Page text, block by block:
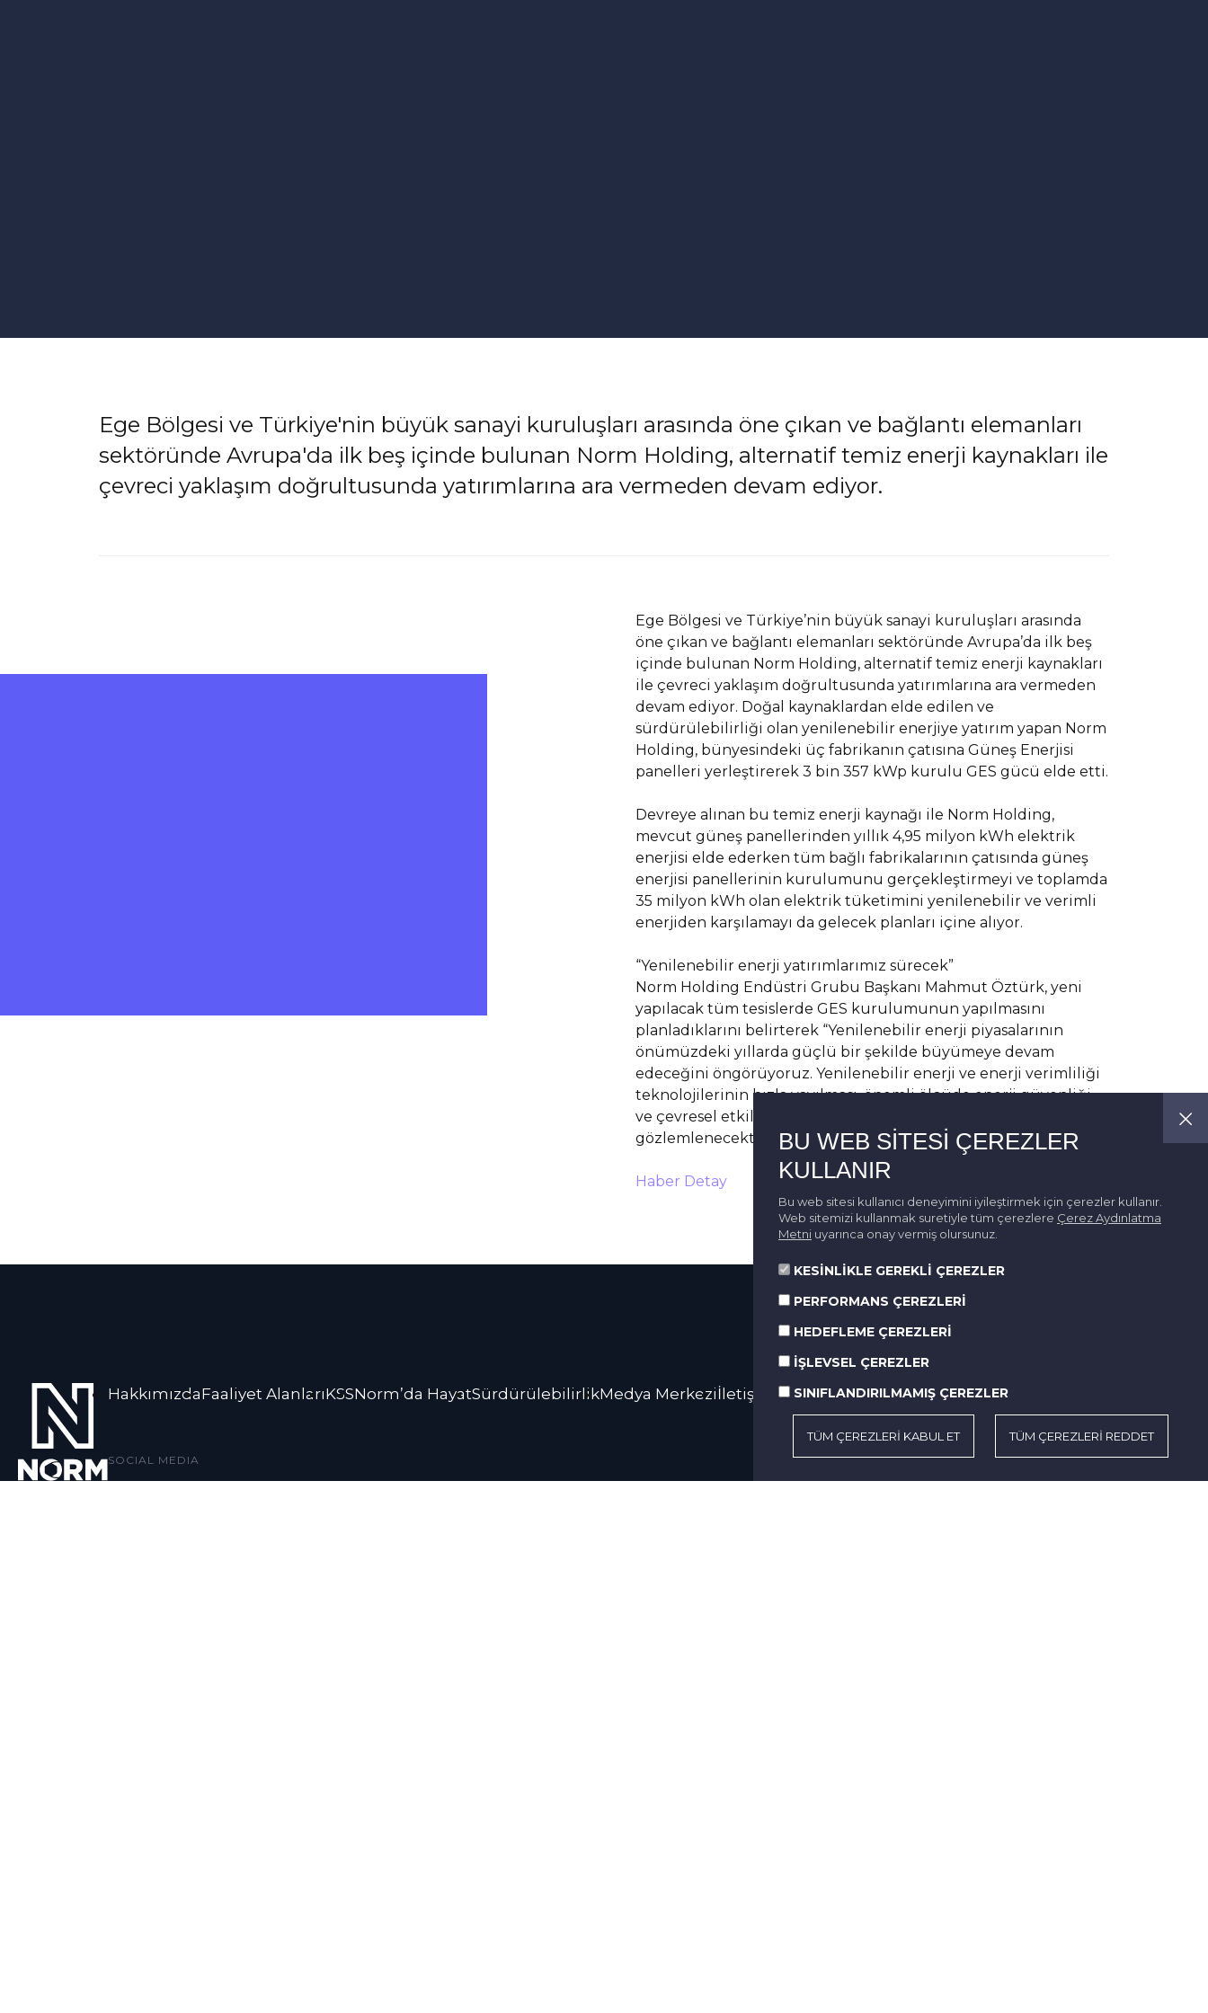
Ege Bölgesi ve Türkiye'nin büyük sanayi kuruluşları arasında öne çıkan ve bağlantı elemanları
sektöründe Avrupa'da ilk beş içinde bulunan Norm Holding, alternatif temiz enerji kaynakları ile
çevreci yaklaşım doğrultusunda yatırımlarına ara vermeden devam ediyor.
Ege Bölgesi ve Türkiye’nin büyük sanayi kuruluşları arasında
öne çıkan ve bağlantı elemanları sektöründe Avrupa’da ilk beş
içinde bulunan Norm Holding, alternatif temiz enerji kaynakları
ile çevreci yaklaşım doğrultusunda yatırımlarına ara vermeden
devam ediyor. Doğal kaynaklardan elde edilen ve
sürdürülebilirliği olan yenilenebilir enerjiye yatırım yapan Norm
Holding, bünyesindeki üç fabrikanın çatısına Güneş Enerjisi
panelleri yerleştirerek 3 bin 357 kWp kurulu GES gücü elde etti.
Devreye alınan bu temiz enerji kaynağı ile Norm Holding,
mevcut güneş panellerinden yıllık 4,95 milyon kWh elektrik
enerjisi elde ederken tüm bağlı fabrikalarının çatısında güneş
enerjisi panellerinin kurulumunu gerçekleştirmeyi ve toplamda
35 milyon kWh olan elektrik tüketimini yenilenebilir ve verimli
enerjiden karşılamayı da gelecek planları içine alıyor.
“Yenilenebilir enerji yatırımlarımız sürecek”
Norm Holding Endüstri Grubu Başkanı Mahmut Öztürk, yeni
yapılacak tüm tesislerde GES kurulumunun yapılmasını
planladıklarını belirterek “Yenilenebilir enerji piyasalarının
önümüzdeki yıllarda güçlü bir şekilde büyümeye devam
edeceğini öngörüyoruz. Yenilenebilir enerji ve enerji verimliliği
teknolojilerinin hızla yayılması, önemli ölçüde enerji güvenliği
ve çevresel etkilerin azalmasının yanı sıra ekonomik faydaları da
gözlemlenecektir” dedi.
Haber Detay
HakkımızdaFaaliyet AlanlarıKSSNorm’da HayatSürdürülebilirlikMedya Merkezi İletişim
SOCIAL MEDIA
BU WEB SITESI ÇEREZLER
KULLANIR
Bu web sitesi kullanıcı deneyimini iyileştirmek için çerezler kullanır.
Web sitemizi kullanmak suretiyle tüm çerezlere Çerez Aydınlatma
Metni uyarınca onay vermiş olursunuz.
KESİNLİKLE GEREKLİ ÇEREZLER
PERFORMANS ÇEREZLERİ
HEDEFLEME ÇEREZLERİ
İŞLEVSEL ÇEREZLER
SINIFLANDIRILMAMIŞ ÇEREZLER
TÜM ÇEREZLERİ KABUL ET TÜM ÇEREZLERİ REDDET